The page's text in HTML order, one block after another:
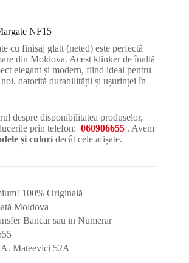
NF15
cu finisaj glatt (neted) este perfectă
din Moldova. Acest klinker de înaltă
elegant și modern, fiind ideal pentru
datorită durabilității și ușurinței în
despre disponibilitatea produselor,
prin telefon: 060906655 . Avem
și culori decât cele afișate.
100% Originală
Moldova
Bancar sau in Numerar
A. Mateevici 52A